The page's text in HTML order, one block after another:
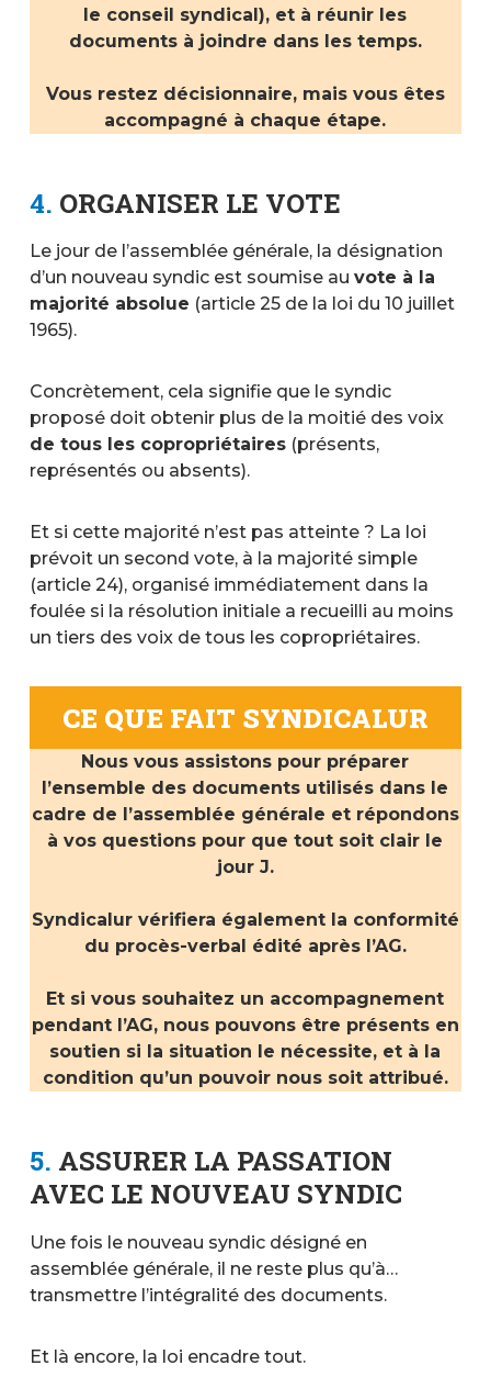
le conseil syndical), et à réunir les
documents à joindre dans les temps.
Vous restez décisionnaire, mais vous êtes
accompagné à chaque étape.
4. ORGANISER LE VOTE
Le jour de l’assemblée générale, la désignation
d’un nouveau syndic est soumise au vote à la
majorité absolue (article 25 de la loi du 10 juillet
1965).
Concrètement, cela signifie que le syndic
proposé doit obtenir plus de la moitié des voix
de tous les copropriétaires(présents,
représentés ou absents).
Et si cette majorité n’est pas atteinte ? La loi
prévoit un second vote, à la majorité simple
(article 24), organisé immédiatement dans la
foulée si la résolution initiale a recueilli au moins
un tiers des voix de tous les copropriétaires.
CE QUE FAIT SYNDICALUR
Nous vous assistons pour préparer
l’ensemble des documents utilisés dans le
cadre de l’assemblée générale et répondons
à vos questions pour que tout soit clair le
jour J.
Syndicalur vérifiera également la conformité
du procès-verbal édité après l’AG.
Et si vous souhaitez un accompagnement
pendant l’AG, nous pouvons être présents en
soutien si la situation le nécessite, et à la
condition qu’un pouvoir nous soit attribué.
5. ASSURER LA PASSATION
AVEC LE NOUVEAU SYNDIC
Une fois le nouveau syndic désigné en
assemblée générale, il ne reste plus qu’à…
transmettre l’intégralité des documents.
Et là encore, la loi encadre tout.